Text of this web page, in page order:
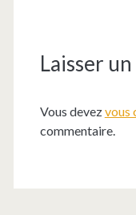
Laisser
Vous devezvous
commentaire.